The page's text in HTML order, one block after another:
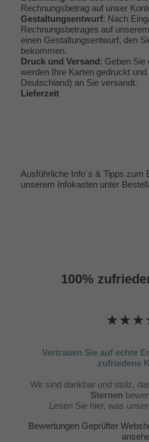
Rechnungsbetrag auf unser
Gestaltungsentwurf: Nach
Rechnungsbetrages auf
einen Gestaltungsentwurf, den
bekommen.
Druck und Versand: Geben Sie
werden Ihre Karten gedruckt
Deutschland) an Sie versandt.
Lieferzeit
Ausführliche Info´s & Tipps zum
unserem Infokasten unter
100%
Vertrauen Sie auf echte
zufriedene
Wir sind dankbar und stolz,
Sternen
Lesen Sie hier, was
Bewertungen Geprüfter